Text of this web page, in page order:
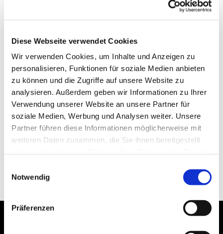
Diese Webseite verwendet Cookies
Wir verwenden Cookies, um Inhalte und Anzeigen zu
personalisieren, Funktionen für soziale Medien anbieten
zu können und die Zugriffe auf unsere Website zu
analysieren. Außerdem geben wir Informationen zu Ihrer
Verwendung unserer Website an unsere Partner für
soziale Medien, Werbung und Analysen weiter. Unsere
Partner führen diese Informationen möglicherweise mit
weiteren Daten zusammen, die Sie ihnen bereitgestellt
Notwendig
Präferenzen